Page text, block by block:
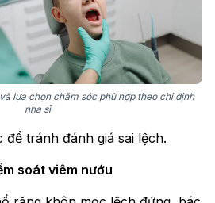
lựa chọn chăm sóc phù hợp theo chỉ định
nha sĩ
tránh đánh giá sai lệch.
soát viêm nướu